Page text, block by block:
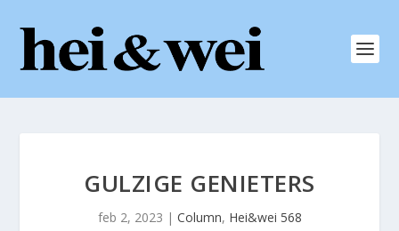
GULZIGE GENIETERS
feb 2, 2023 | Column, Hei&wei 568